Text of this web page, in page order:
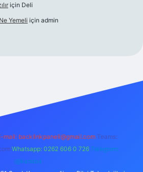
için Deli
Yemeli için admin
mail: backlinkpaneli@gmail.com Teams:
Whatsapp: 0262 606 0 726 Telegram:
@karabul